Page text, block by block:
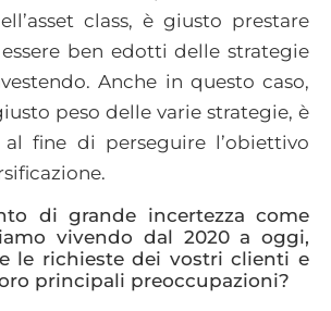
class, è giusto prestare
ben edotti delle strategie
Anche in questo caso,
peso delle varie strategie, è
fine di perseguire l’obiettivo
di grande incertezza come
vivendo dal 2020 a oggi,
le richieste dei vostri clienti e
principali preoccupazioni?